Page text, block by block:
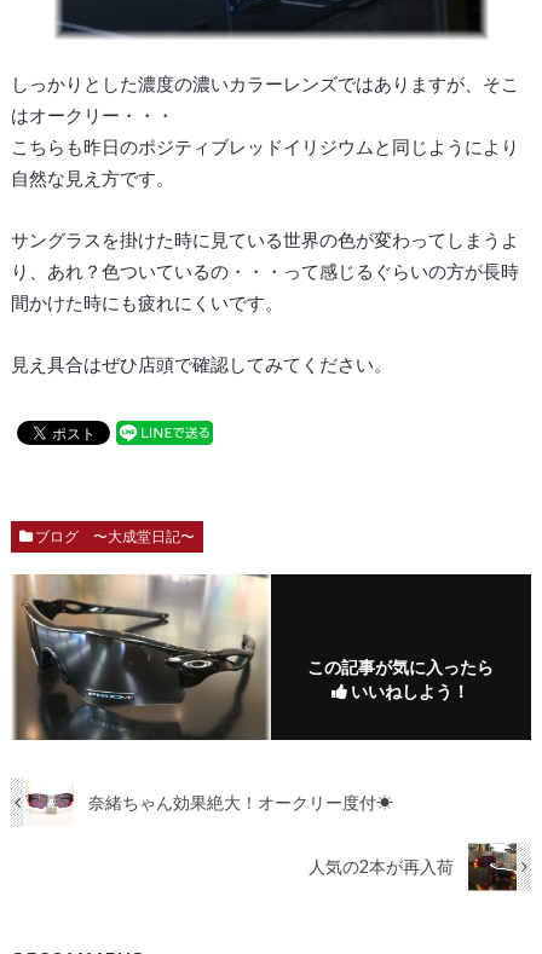
しっかりとした濃度の濃いカラーレンズではありますが、そこ
はオークリー・・・
こちらも昨日のポジティブレッドイリジウムと同じようにより
自然な見え方です。
サングラスを掛けた時に見ている世界の色が変わってしまうよ
り、あれ？色ついているの・・・って感じるぐらいの方が長時
間かけた時にも疲れにくいです。
見え具合はぜひ店頭で確認してみてください。
ブログ 〜大成堂日記〜
この記事が気に入ったら
いいねしよう！
奈緒ちゃん効果絶大！オークリー度付☀
人気の2本が再入荷